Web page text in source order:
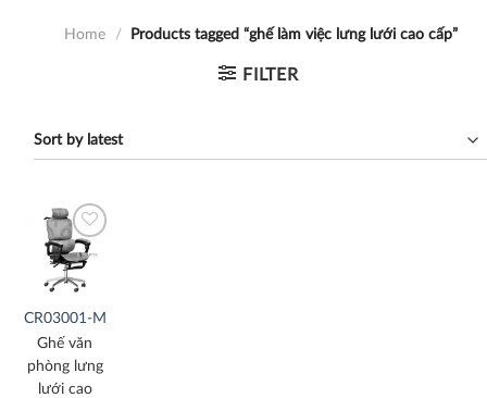
Home / Products tagged “ghế làm việc lưng lưới cao cấp”
FILTER
Thích
CR03001-M
Ghế văn
phòng lưng
lưới cao